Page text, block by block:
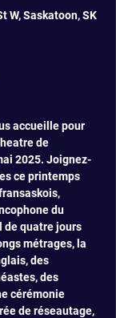
W, Saskatoon, SK
accueille pour
de
2025. Joignez-
ce printemps
du
de quatre jours
métrages, la
des
des
cérémonie
de réseautage,